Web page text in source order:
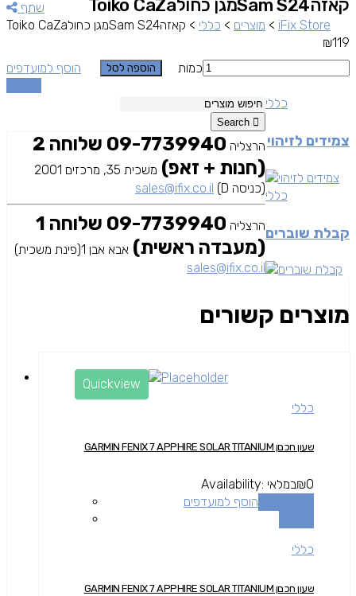
שתף
iFix Store
> מוצרים > כללי > קאזהSam S24מגן כחולToiko CaZa
קאזהSam S24מגן כחולToiko CaZa
₪119
כמות
הוספה לסל
הוסף למועדפים
כללי
צמידים לזיהוי
כללי
קבלת שוברים
מוצרים קשורים
Quickview
כללי
שעון חכםן GARMIN FENIX 7 APPHIRE SOLAR TITANIUM
₪0
Availability: במלאי
הוסף למועדפים
כללי
שעון חכםן GARMIN FENIX 7 APPHIRE SOLAR TITANIUM
Search
הרצליה
09-7739940 שלוחה 2
(חנות + זאפ)
משכית 35, מרכזים 2001
(כניסה D)
sales@ifix.co.il
הרצליה
09-7739940 שלוחה 1
(מעבדה ראשית) אבא אבן 1(פינת משכית)
sales@ifix.co.il